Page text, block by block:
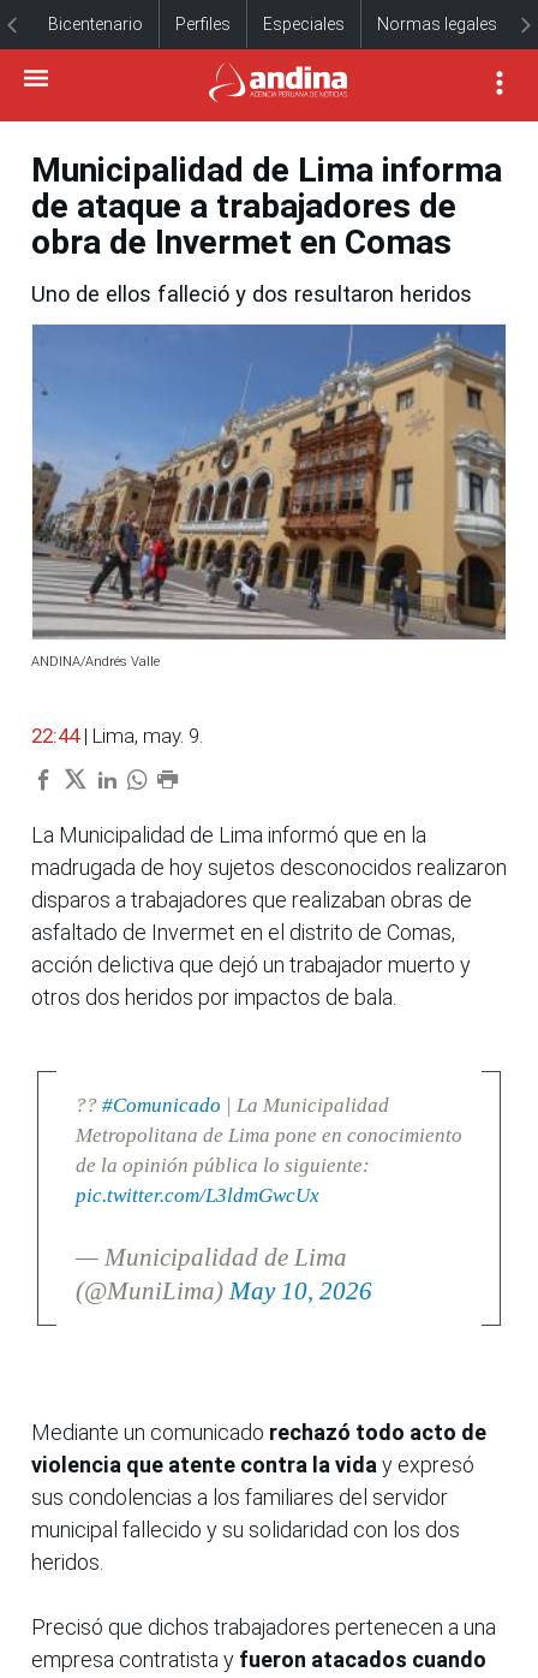
Bicentenario Perfiles Especiales Normas legales
Municipalidad de Lima informa
de ataque a trabajadores de
obra de Invermet en Comas
Uno de ellos falleció y dos resultaron heridos
ANDINA/Andrés Valle
22:44 | Lima, may. 9.
La Municipalidad de Lima informó que en la
madrugada de hoy sujetos desconocidos realizaron
disparos a trabajadores que realizaban obras de
asfaltado de Invermet en el distrito de Comas,
acción delictiva que dejó un trabajador muerto y
otros dos heridos por impactos de bala.
?? #Comunicado | La Municipalidad
Metropolitana de Lima pone en conocimiento
de la opinión pública lo siguiente:
pic.twitter.com/L3ldmGwcUx
— Municipalidad de Lima
(@MuniLima) May 10, 2026
Mediante un comunicado rechazó todo acto de
violencia que atente contra la viday expresó
sus condolencias a los familiares del servidor
municipal fallecido y su solidaridad con los dos
heridos.
Precisó que dichos trabajadores pertenecen a una
empresa contratista y fueron atacados cuando